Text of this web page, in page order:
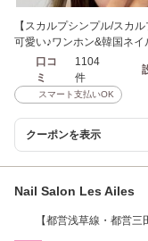
【スカルプシンプル/スカ
可愛い♪ワンホン&韓国ネイ
口コ
ミ
1104
件
スマート支払いOK
クーポンを表示
Nail Salon Les Ailes
【都営浅草線・都営